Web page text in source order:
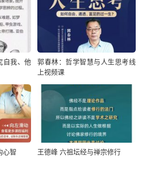
自我、他
郭春林：哲学智慧与人生思考线
上视频课
心智 王德峰 六祖坛经与禅宗修行